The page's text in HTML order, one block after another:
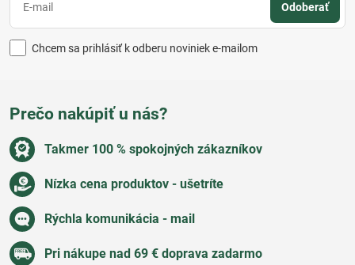
Odoberať
Chcem sa prihlásiť k odberu noviniek e-mailom
Prečo nakúpiť u nás?
Takmer 100 % spokojných zákazníkov
Nízka cena produktov - ušetríte
Rýchla komunikácia - mail
Pri nákupe nad 69 € doprava zadarmo